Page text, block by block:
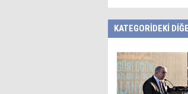
KATEGORİDEKİ